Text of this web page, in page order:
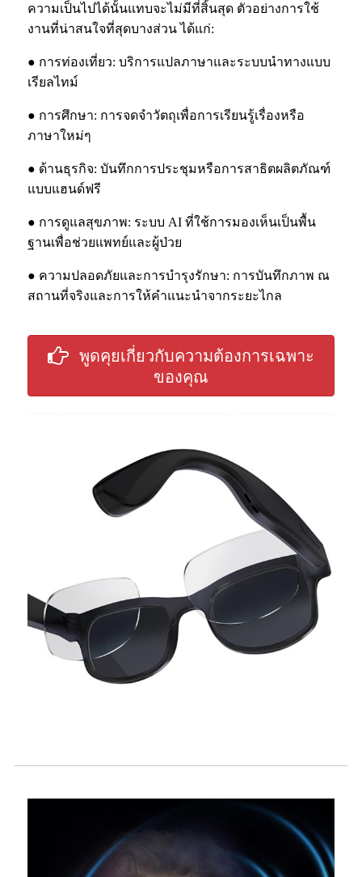
ความเป็นไปได้นั้นแทบจะไม่มีที่สิ้นสุด ตัวอย่างการใช้
งานที่น่าสนใจที่สุดบางส่วน ได้แก่:
● การท่องเที่ยว: บริการแปลภาษาและระบบนำทางแบบ
เรียลไทม์
● การศึกษา: การจดจำวัตถุเพื่อการเรียนรู้เรื่องหรือ
ภาษาใหม่ๆ
● ด้านธุรกิจ: บันทึกการประชุมหรือการสาธิตผลิตภัณฑ์
แบบแฮนด์ฟรี
● การดูแลสุขภาพ: ระบบ AI ที่ใช้การมองเห็นเป็นพื้น
ฐานเพื่อช่วยแพทย์และผู้ป่วย
● ความปลอดภัยและการบำรุงรักษา: การบันทึกภาพ ณ
สถานที่จริงและการให้คำแนะนำจากระยะไกล
พูดคุยเกี่ยวกับความต้องการเฉพาะ
ของคุณ